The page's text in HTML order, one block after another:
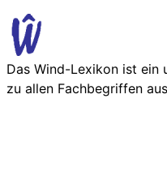
Das Wind-Lexikon ist ein
zu allen Fachbegriffen